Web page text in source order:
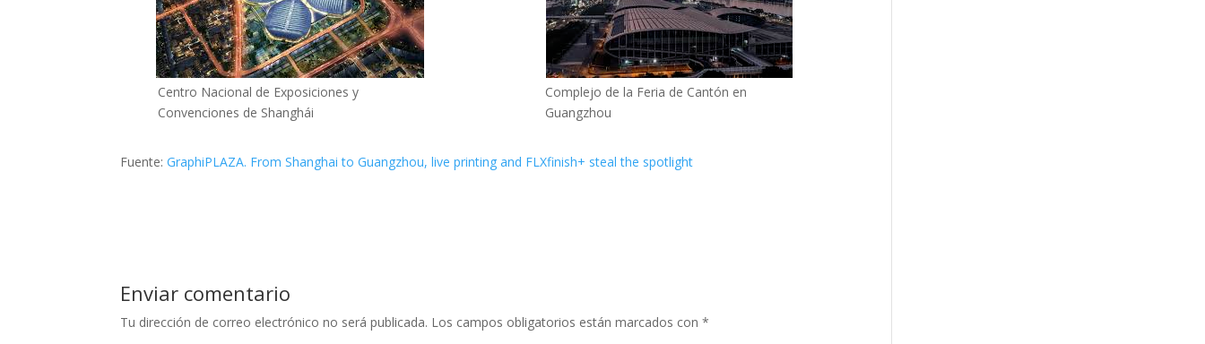
Centro Nacional de Exposiciones y
Convenciones de Shanghái
Complejo de la Feria de Cantón en
Guangzhou
Fuente:GraphiPLAZA. From Shanghai to Guangzhou, live printing and FLXfinish+ steal the spotlight
Enviar comentario
Tu dirección de correo electrónico no será publicada. Los campos obligatorios están marcados con*